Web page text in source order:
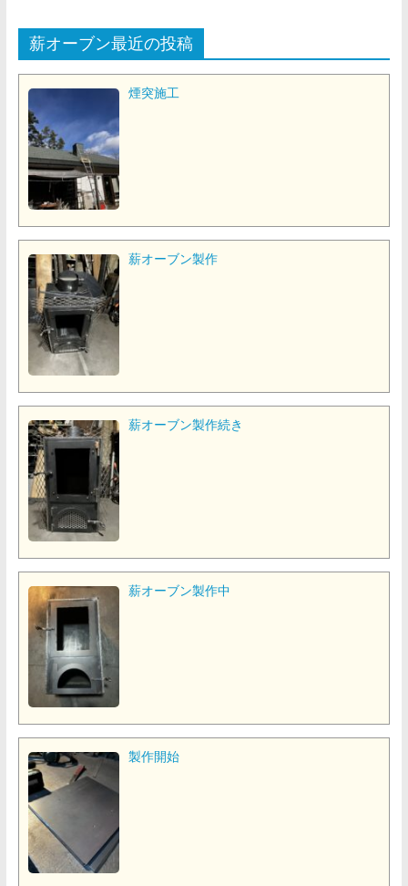
薪オーブン最近の投稿
煙突施工
薪オーブン製作
薪オーブン製作続き
薪オーブン製作中
製作開始